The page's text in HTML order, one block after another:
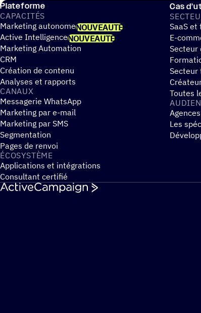
Plateforme
CAPA­CI­TÉS
Marketing autonomeNOUVEAUTÉ
Active IntelligenceNOUVEAUTÉ
Marketing Automation
CRM
Création de contenu
Analyses et rapports
CANAUX
Messagerie WhatsApp
Marketing par e-mail
Marketing par SMS
Segmentation
Pages de renvoi
ÉCOSYS­TÈME
Applications et intégrations
Consultant certifié
Cas
SaaS et
E-
Secteur
Secteur
Toutes
Agences
Les